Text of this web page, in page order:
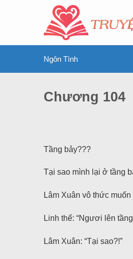
Ngôn Tình
Chương 104
Tầng bảy???
Tại sao mình lại ở tầng
Lâm Xuân vô thức
Linh thể: “Ngươi lên
Lâm Xuân: “Tại sao?!”